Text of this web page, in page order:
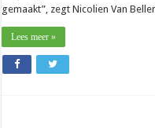
gemaakt”, zegt Nicolien Van
Lees meer »